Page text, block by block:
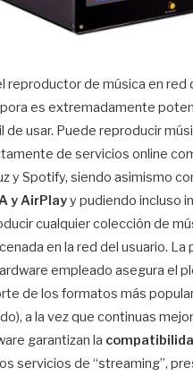
reproductor de música en red
es extremadamente
de usar. Puede reproducir
de servicios online
y Spotify, siendo asimismo
y AirPlayy pudiendo incluso
cualquier colección de
en la red del usuario. La
empleado asegura el
de los formatos más
a la vez que continuas
garantizan la
servicios de “streaming”,